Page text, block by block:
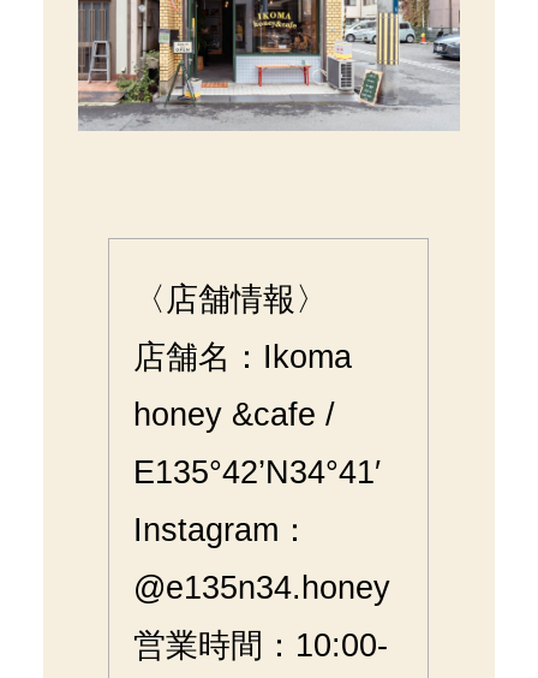
〈店舗情報〉
店舗名：Ikoma
honey &cafe /
E135°42’N34°41′
Instagram：
@e135n34.honey
営業時間：10:00-